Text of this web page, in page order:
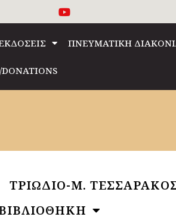
ΠΝΕΥΜΑΤΙΚΗ
ΤΡΙΩΔΙΟ-Μ.